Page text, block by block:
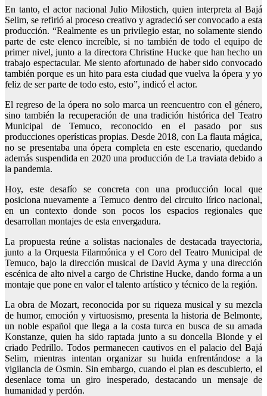
En tanto, el actor nacional Julio Milostich, quien interpreta al Bajá
Selim, se refirió al proceso creativo y agradeció ser convocado a esta
producción. “Realmente es un privilegio estar, no solamente siendo
parte de este elenco increíble, si no también de todo el equipo de
primer nivel, junto a la directora Christine Hucke que han hecho un
trabajo espectacular. Me siento afortunado de haber sido convocado
también porque es un hito para esta ciudad que vuelva la ópera y yo
feliz de ser parte de todo esto, esto”, indicó el actor.
El regreso de la ópera no solo marca un reencuentro con el género,
sino también la recuperación de una tradición histórica del Teatro
Municipal de Temuco, reconocido en el pasado por sus
producciones operísticas propias. Desde 2018, con La flauta mágica,
no se presentaba una ópera completa en este escenario, quedando
además suspendida en 2020 una producción de La traviata debido a
la pandemia.
Hoy, este desafío se concreta con una producción local que
posiciona nuevamente a Temuco dentro del circuito lírico nacional,
en un contexto donde son pocos los espacios regionales que
desarrollan montajes de esta envergadura.
La propuesta reúne a solistas nacionales de destacada trayectoria,
junto a la Orquesta Filarmónica y el Coro del Teatro Municipal de
Temuco, bajo la dirección musical de David Ayma y una dirección
escénica de alto nivel a cargo de Christine Hucke, dando forma a un
montaje que pone en valor el talento artístico y técnico de la región.
La obra de Mozart, reconocida por su riqueza musical y su mezcla
de humor, emoción y virtuosismo, presenta la historia de Belmonte,
un noble español que llega a la costa turca en busca de su amada
Konstanze, quien ha sido raptada junto a su doncella Blonde y el
criado Pedrillo. Todos permanecen cautivos en el palacio del Bajá
Selim, mientras intentan organizar su huida enfrentándose a la
vigilancia de Osmin. Sin embargo, cuando el plan es descubierto, el
desenlace toma un giro inesperado, destacando un mensaje de
humanidad y perdón.